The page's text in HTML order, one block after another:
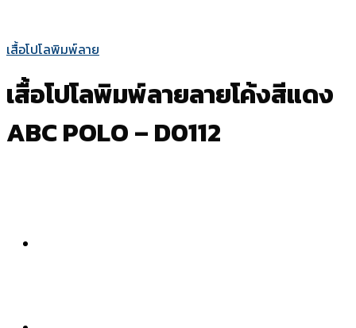
เสื้อโปโลพิมพ์ลาย
เสื้อโปโลพิมพ์ลายลายโค้งสีแดง
ABC POLO – D0112